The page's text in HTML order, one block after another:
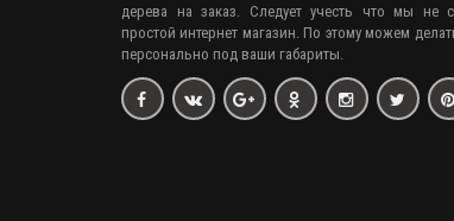
дерева на заказ. Следует учесть что мы не
простой интернет магазин. По этому можем
персонально под ваши габариты.